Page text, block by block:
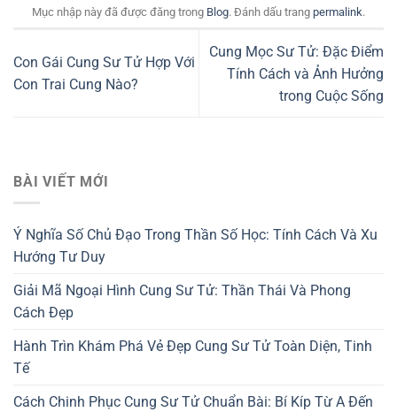
Mục nhập này đã được đăng trong Blog. Đánh dấu trang permalink.
Con Gái Cung Sư Tử Hợp Với
Con Trai Cung Nào?
Cung Mọc Sư Tử: Đặc Điểm
Tính Cách và Ảnh Hưởng
trong Cuộc Sống
BÀI VIẾT MỚI
Ý Nghĩa Số Chủ Đạo Trong Thần Số Học: Tính Cách Và Xu
Hướng Tư Duy
Giải Mã Ngoại Hình Cung Sư Tử: Thần Thái Và Phong
Cách Đẹp
Hành Trìn Khám Phá Vẻ Đẹp Cung Sư Tử Toàn Diện, Tinh
Tế
Cách Chinh Phục Cung Sư Tử Chuẩn Bài: Bí Kíp Từ A Đến